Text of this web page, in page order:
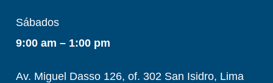
Sábados
9:00 am – 1:00 pm
Av. Miguel Dasso 126, of. 302 San Isidro, Lima